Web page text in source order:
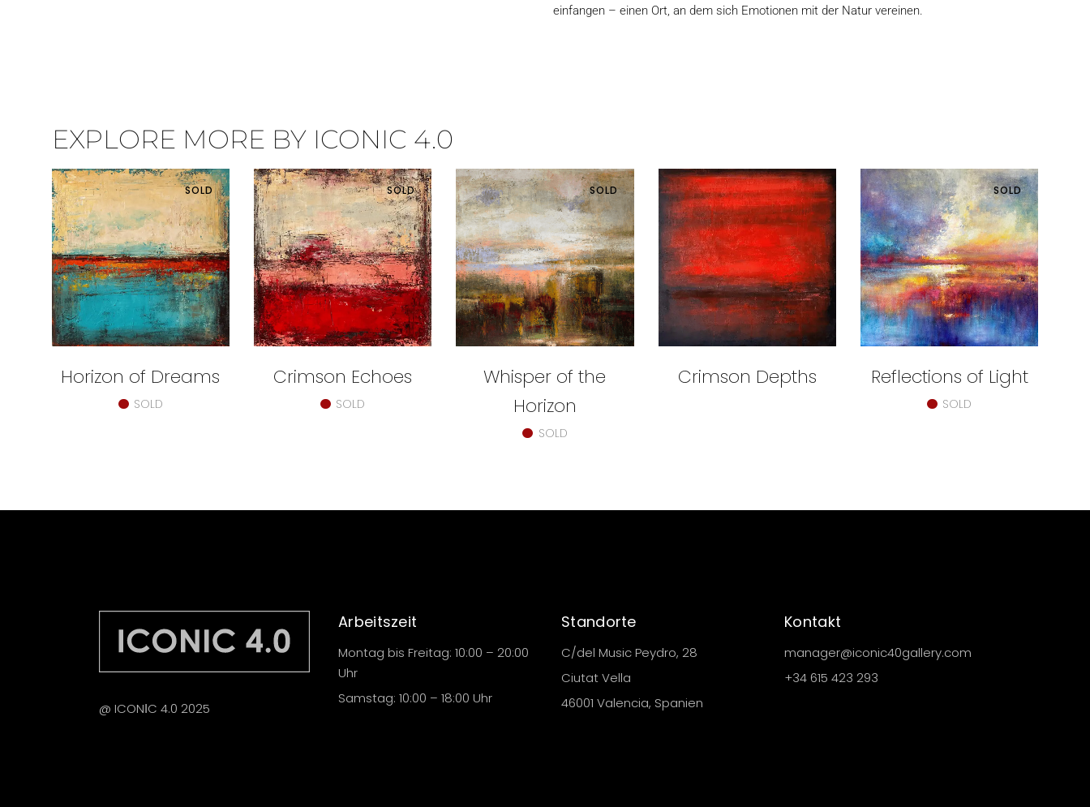
einfangen – einen Ort, an dem sich Emotionen mit der Natur vereinen.
EXPLORE MORE BY ICONIC 4.0
SOLD
Horizon of Dreams
SOLD
SOLD
Crimson Echoes
SOLD
SOLD
Whisper of the
Horizon
SOLD
Crimson Depths
SOLD
Reflections of Light
SOLD
@ ICONІC 4.0 2025
Arbeitszeit
Montag bis Freitag: 10:00 – 20:00
Uhr
Samstag: 10:00 – 18:00 Uhr
Standorte
C/del Music Peydro, 28
Ciutat Vella
46001 Valencia, Spanien
Kontakt
manager@iconic40gallery.com
+34 615 423 293